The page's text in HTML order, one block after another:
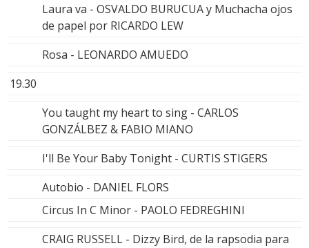
Laura va - OSVALDO BURUCUA y Muchacha ojos
de papel por RICARDO LEW
Rosa - LEONARDO AMUEDO
19.30
You taught my heart to sing - CARLOS
GONZÁLBEZ & FABIO MIANO
I'll Be Your Baby Tonight - CURTIS STIGERS
Autobio - DANIEL FLORS
Circus In C Minor - PAOLO FEDREGHINI
CRAIG RUSSELL - Dizzy Bird, de la rapsodia para